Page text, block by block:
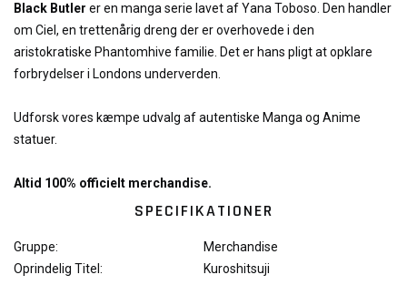
Black Butler er en manga serie lavet af Yana Toboso. Den handler
om Ciel, en trettenårig dreng der er overhovede i den
aristokratiske Phantomhive familie. Det er hans pligt at opklare
forbrydelser i Londons underverden.
Udforsk vores kæmpe udvalg af autentiske Manga og Anime
statuer.
Altid 100% officielt merchandise.
SPECIFIKATIONER
Gruppe:
Merchandise
Oprindelig Titel:
Kuroshitsuji